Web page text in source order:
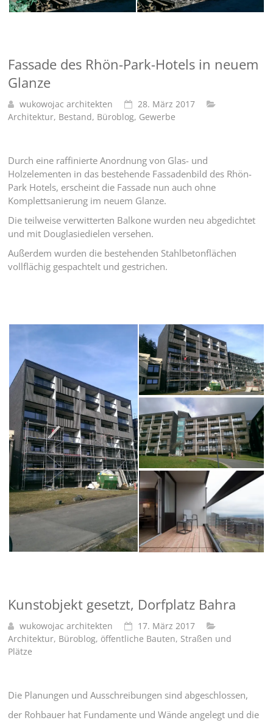
Fassade des Rhön-Park-Hotels in neuem
Glanze
wukowojac architekten
28. März 2017
Architektur, Bestand, Büroblog, Gewerbe
Durch eine raffinierte Anordnung von Glas- und
Holzelementen in das bestehende Fassadenbild des Rhön-
Park Hotels, erscheint die Fassade nun auch ohne
Komplettsanierung im neuem Glanze.
Die teilweise verwitterten Balkone wurden neu abgedichtet
und mit Douglasiedielen versehen.
Außerdem wurden die bestehenden Stahlbetonflächen
vollflächig gespachtelt und gestrichen.
Kunstobjekt gesetzt, Dorfplatz Bahra
wukowojac architekten
17. März 2017
Architektur, Büroblog, öffentliche Bauten, Straßen und
Plätze
Die Planungen und Ausschreibungen sind abgeschlossen,
der Rohbauer hat Fundamente und Wände angelegt und die